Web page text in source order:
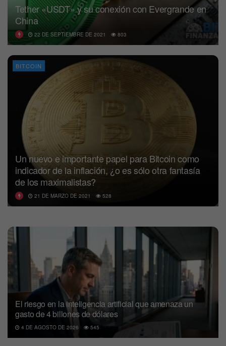
Tether «USDT» y su conexión con Evergrande en
China
22 DE SEPTIEMBRE DE 2021 803
BITCOIN
Un nuevo e importante papel para Bitcoin como
indicador de la inflación, ¿o es sólo otra fantasía
de los maximalistas?
21 DE MARZO DE 2021 528
El riesgo en la inteligencia artificial que amenaza un
gasto de 4 billones de dólares
4 DE AGOSTO DE 2026 545